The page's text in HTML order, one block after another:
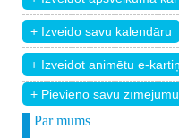
+ Pievieno savu zīmējumu
Par mums